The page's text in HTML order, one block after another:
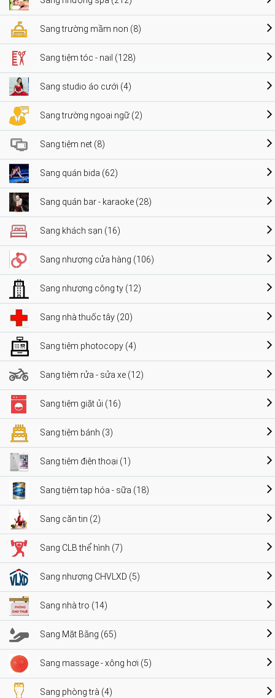
Sang trường mầm non (8)
Sang tiệm tóc - nail (128)
Sang studio áo cưới (4)
Sang trường ngoại ngữ (2)
Sang tiệm net (8)
Sang quán bida (62)
Sang quán bar - karaoke (28)
Sang khách sạn (16)
Sang nhượng cửa hàng (106)
Sang nhượng công ty (12)
Sang nhà thuốc tây (20)
Sang tiệm photocopy (4)
Sang tiệm rửa - sửa xe (12)
Sang tiệm giặt ủi (16)
Sang tiệm bánh (3)
Sang tiệm điện thoại (1)
Sang tiệm tạp hóa - sữa (18)
Sang căn tin (2)
Sang CLB thể hình (7)
Sang nhượng CHVLXD (5)
Sang nhà trọ (14)
Sang Mặt Bằng (65)
Sang massage - xông hơi (5)
Sang phòng trà (4)